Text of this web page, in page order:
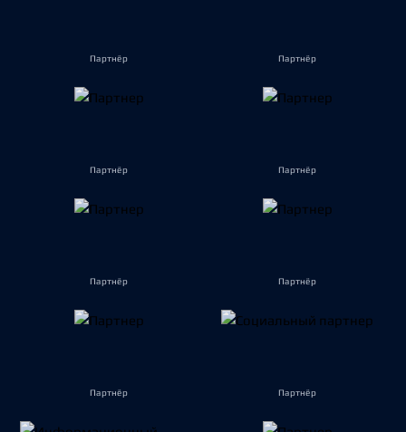
Партнёр Партнёр
Партнёр Партнёр
Партнёр Партнёр
Партнёр Партнёр